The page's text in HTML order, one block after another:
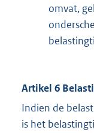
omvat,
Artikel 6
Indien de
is het